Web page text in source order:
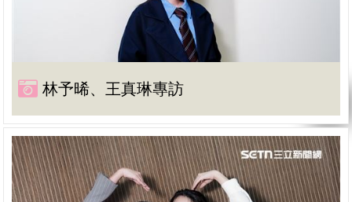
林予晞、王真琳專訪